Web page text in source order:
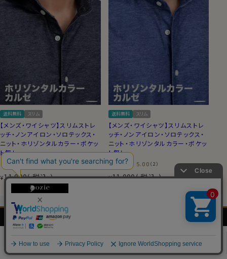
メンズ
シャツ
シャツの
基礎知識
送料無料 スリム
【メンズ・ワイシャツ】スリムストレ
ッチ・ノンアイロン・ソロテックス・
ニット・ホリゾンタルカラー・ポケッ
ト無し
（0）
¥11,000 税込
送料無料 スリム
【メンズ・ワイシャツ】スリムストレ
ッチ・ノンアイロン・ソロテックス・
ニット・ホリゾンタルカラー・ポケッ
ト無し
5.00 （2）
¥11,000 税込